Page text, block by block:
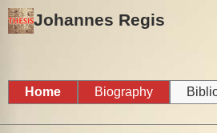
Johannes Regis
Home Biography